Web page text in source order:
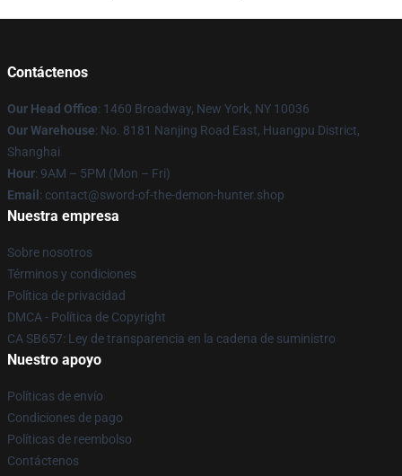
Contáctenos
Our Head Office: 1460 Broadway, New York, NY 10036
Our Warehouse: No. 8181 Nanjing Road East, Huangpu District,
Shanghai
Hour: 9AM – 5PM (Mon – Fri)
Email : contact@sword-of-the-demon-hunter.shop
Nuestra empresa
Sobre nosotros
Términos y condiciones
Política de privacidad
DMCA - Política de Copyright
CA SB657: Ley de transparencia en la cadena de suministro
Nuestro apoyo
Políticas de envío
Condiciones de pago
Políticas de reembolso
Contáctenos